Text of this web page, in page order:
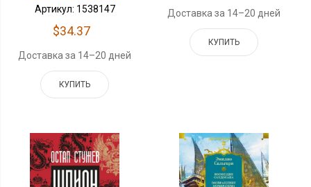
Артикул: 1538147
$34.37
Доставка за 14–20 дней
КУПИТЬ
Доставка за 14–20 дней
КУПИТЬ